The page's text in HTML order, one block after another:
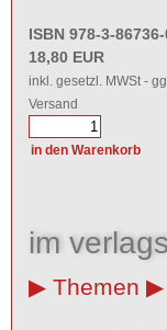
ISBN 978-3-
18,80 EUR
inkl. gesetzl. MWSt -
Versand
im
Themen